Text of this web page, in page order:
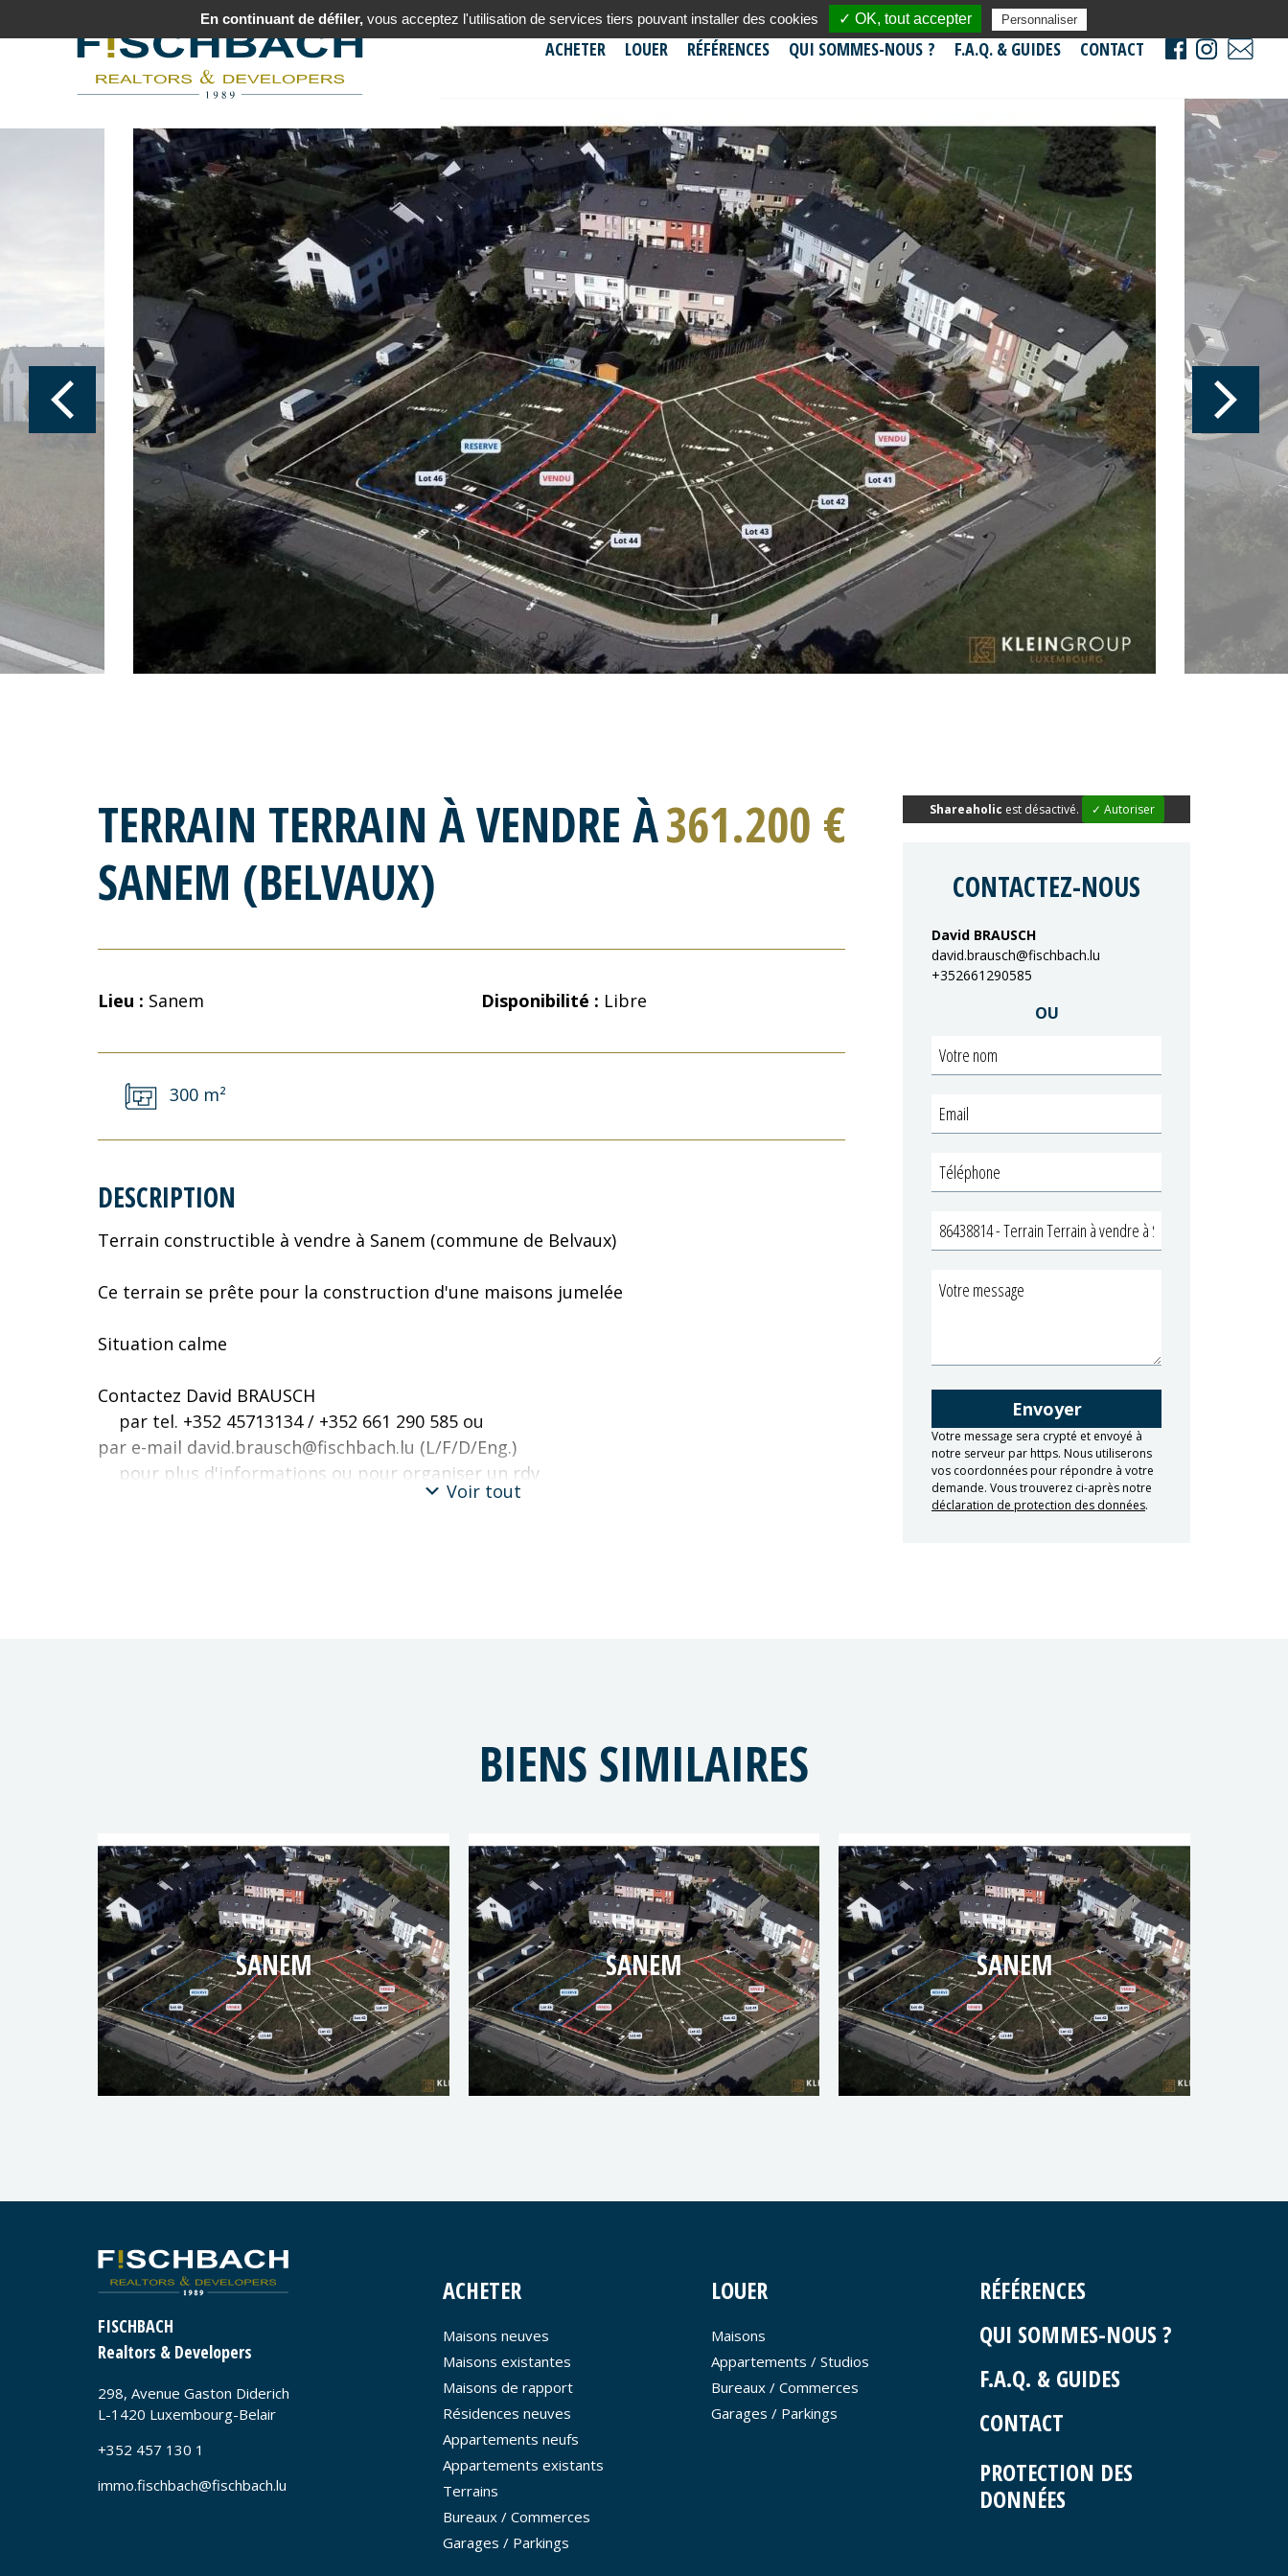
ACHETER LOUER RÉFÉRENCES QUI SOMMES-NOUS ? F.A.Q. & GUIDES CONTACT
TERRAIN TERRAIN À VENDRE À
SANEM (BELVAUX)
361.200 €
Lieu : Sanem Disponibilité : Libre
300 m²
DESCRIPTION
Terrain constructible à vendre à Sanem (commune de Belvaux)
Ce terrain se prête pour la construction d'une maisons jumelée
Situation calme
Contactez David BRAUSCH
par tel. +352 45713134 / +352 661 290 585 ou
par e-mail david.brausch@fischbach.lu (L/F/D/Eng.)
pour plus d'informations ou pour organiser un rdv
Voir tout
Shareaholic est désactivé. ✓ Autoriser
CONTACTEZ-NOUS
David BRAUSCH
david.brausch@fischbach.lu
+352661290585
OU
Votre message sera crypté et envoyé à
notre serveur par https. Nous utiliserons
vos coordonnées pour répondre à votre
demande. Vous trouverez ci-après notre
déclaration de protection des données.
BIENS SIMILAIRES
SANEM SANEM SANEM
FISCHBACH
Realtors & Developers
298, Avenue Gaston Diderich
L-1420 Luxembourg-Belair
+352 457 130 1
immo.fischbach@fischbach.lu
ACHETER
Maisons neuves
Maisons existantes
Maisons de rapport
Résidences neuves
Appartements neufs
Appartements existants
Terrains
Bureaux / Commerces
Garages / Parkings
LOUER
Maisons
Appartements / Studios
Bureaux / Commerces
Garages / Parkings
RÉFÉRENCES
QUI SOMMES-NOUS ?
F.A.Q. & GUIDES
CONTACT
PROTECTION DES
DONNÉES
En continuant de défiler, vous acceptez l'utilisation de services tiers pouvant installer des cookies ✓ OK, tout accepter Personnaliser